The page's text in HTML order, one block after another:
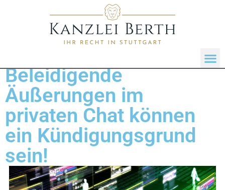
Beleidigende
Äußerungen im
privaten Chat können
ein Kündigungsgrund
sein!